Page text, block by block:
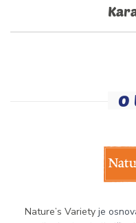
O
Nature’s Variety je